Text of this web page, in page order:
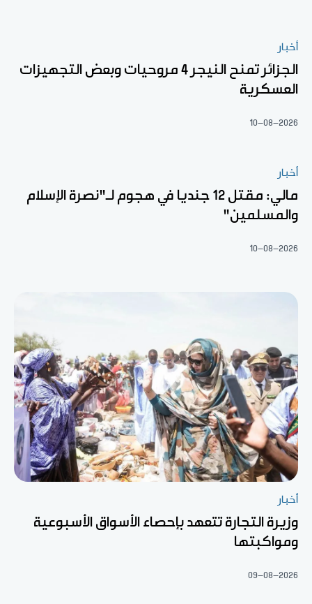
أخبار
الجزائر تمنح النيجر 4 مروحيات وبعض التجهيزات
العسكرية
10-08-2026
أخبار
مالي: مقتل 12 جنديا في هجوم لـ"نصرة الإسلام
والمسلمين"
10-08-2026
أخبار
وزيرة التجارة تتعهد بإحصاء الأسواق الأسبوعية
ومواكبتها
09-08-2026